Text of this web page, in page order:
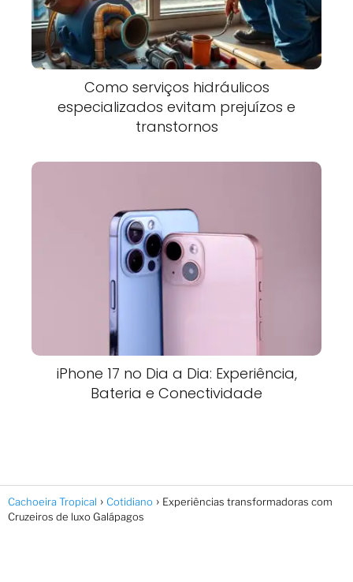
Como serviços hidráulicos
especializados evitam prejuízos e
transtornos
iPhone 17 no Dia a Dia: Experiência,
Bateria e Conectividade
Cachoeira Tropical Cotidiano
Experiências transformadoras com
Cruzeiros de luxo Galápagos